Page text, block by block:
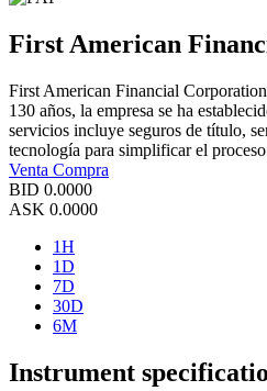
First American
First American Financial
130 años, la empresa se ha
servicios incluye seguros de título,
tecnología para simplificar el
Venta Compra
BID 0.0000
ASK 0.0000
1H
1D
7D
30D
6M
Instrument